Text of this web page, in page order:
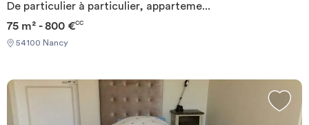
De particulier à particulier, apparteme...
75 m² - 800 €CC
54100 Nancy